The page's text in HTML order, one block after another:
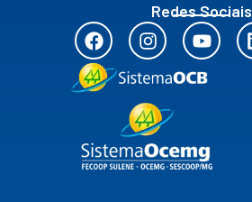
Redes Sociais
F
a
c
e
o
k
I
n
s
t
a
g
r
a
Y
o
u
t
e